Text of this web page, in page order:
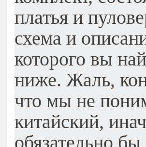
платья и
схема и
которого вы
ниже. Жаль,
что мы не
китайский,
обязательно бы